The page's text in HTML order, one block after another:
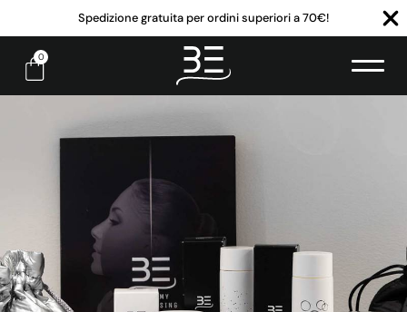
Spedizione gratuita per ordini superiori a 70€!
0